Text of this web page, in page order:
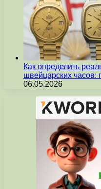
Как определить
швейцарских часов:
06.05.2026